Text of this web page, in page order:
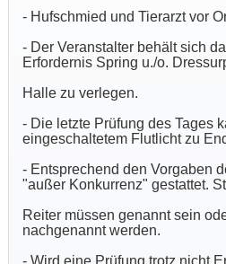
- Hufschmied und Tierarzt vor
- Der Veranstalter behält sich
Erfordernis Spring u./o.
Halle zu verlegen.
- Die letzte Prüfung des Tages
eingeschaltetem Flutlicht zu
- Entsprechend den Vorgaben
"außer Konkurrenz" gestattet.
Reiter müssen genannt sein
nachgenannt werden.
- Wird eine Prüfung trotz nicht